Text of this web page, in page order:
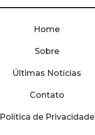
Home
Sobre
Últimas Notícias
Contato
Política de Privacidade